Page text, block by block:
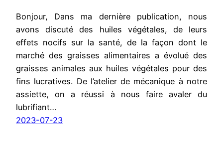
Bonjour, Dans ma dernière publication, nous
avons discuté des huiles végétales, de leurs
effets nocifs sur la santé, de la façon dont le
marché des graisses alimentaires a évolué des
graisses animales aux huiles végétales pour des
fins lucratives. De l’atelier de mécanique à notre
assiette, on a réussi à nous faire avaler du
lubrifiant…
2023-07-23